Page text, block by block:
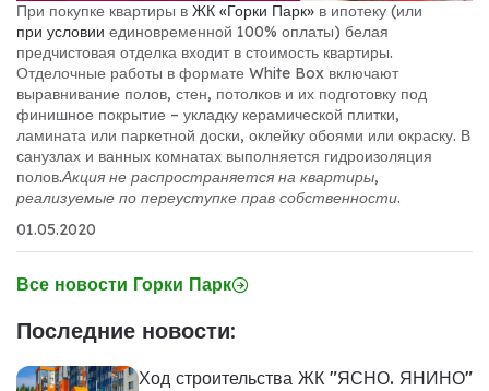
При покупке квартиры в ЖК «Горки Парк» в ипотеку (или
при условии единовременной 100% оплаты) белая
предчистовая отделка входит в стоимость квартиры.
Отделочные работы в формате White Box включают
выравнивание полов, стен, потолков и их подготовку под
финишное покрытие – укладку керамической плитки,
ламината или паркетной доски, оклейку обоями или окраску. В
санузлах и ванных комнатах выполняется гидроизоляция
полов.Акция не распространяется на квартиры,
реализуемые по переуступке прав собственности.
01.05.2020
Все новости Горки Парк
Последние новости:
Ход строительства ЖК "ЯСНО. ЯНИНО"